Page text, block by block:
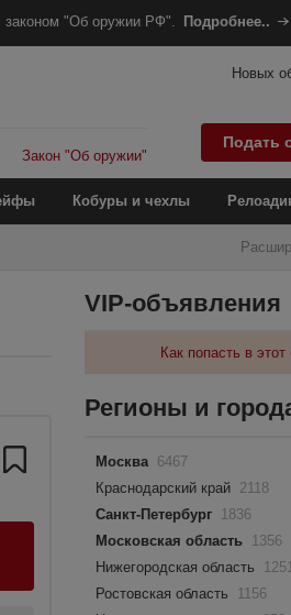
законом "Об оружии РФ". Подробнее..
Закон "Об оружии"
Новых
Подать
Кобуры и чехлы
VIP-объявления
Как попасть в этот
Регионы и
Москва 6467
Краснодарский край 2118
Санкт-Петербург 1836
Московская область 1356
Нижегородская область
Ростовская область
1156